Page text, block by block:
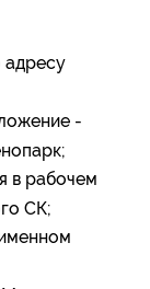
адресу
-
в рабочем
СК;